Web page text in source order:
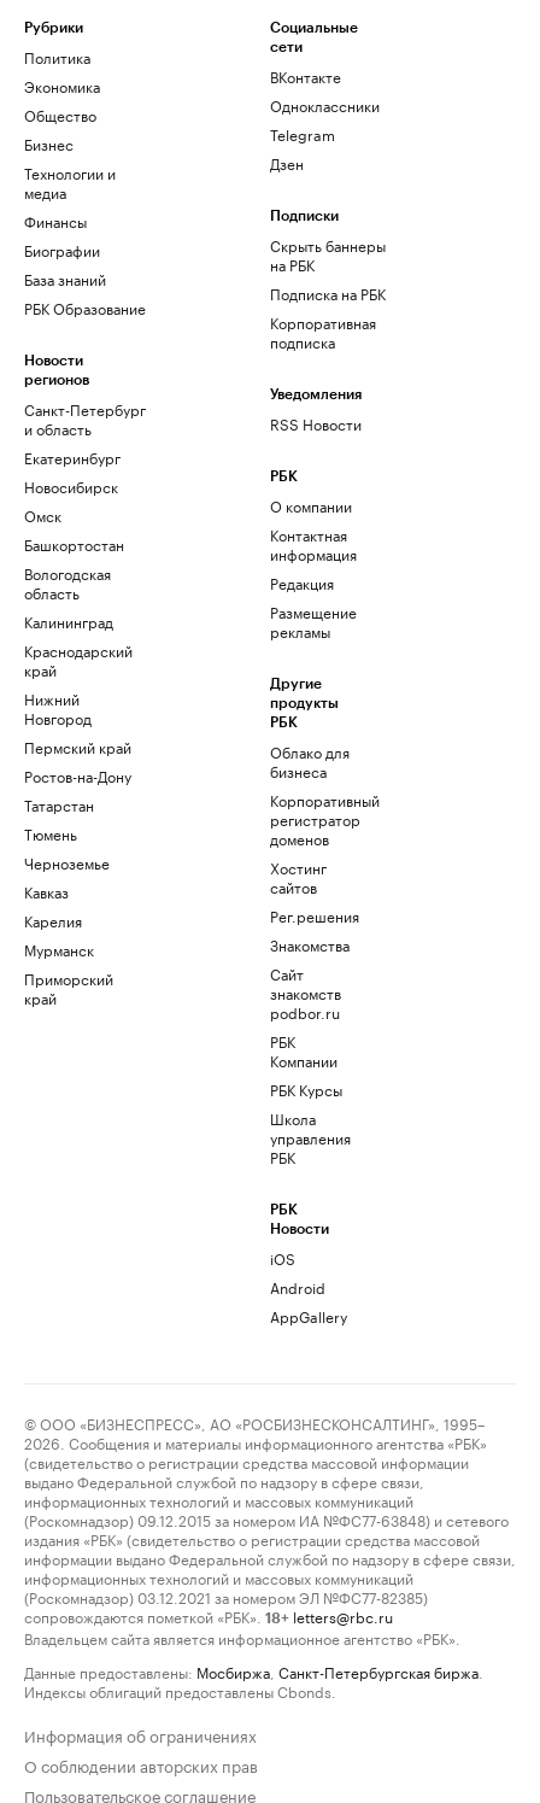
Рубрики
Политика
Экономика
Общество
Бизнес
Технологии и
медиа
Финансы
Биографии
База знаний
РБК Образование
Новости
регионов
Санкт-Петербург
и область
Екатеринбург
Новосибирск
Омск
Башкортостан
Вологодская
область
Калининград
Краснодарский
край
Нижний
Новгород
Пермский край
Ростов-на-Дону
Татарстан
Тюмень
Черноземье
Кавказ
Карелия
Мурманск
Приморский
край
Социальные
сети
ВКонтакте
Одноклассники
Telegram
Дзен
Подписки
Скрыть баннеры
на РБК
Подписка на РБК
Корпоративная
подписка
Уведомления
RSS Новости
РБК
О компании
Контактная
информация
Редакция
Размещение
рекламы
Другие
продукты
РБК
Облако для
бизнеса
Корпоративный
регистратор
доменов
Хостинг
сайтов
Рег.решения
Знакомства
Сайт
знакомств
podbor.ru
РБК
Компании
РБК Курсы
Школа
управления
РБК
РБК
Новости
iOS
Android
AppGallery
© ООО «БИЗНЕСПРЕСС», АО «РОСБИЗНЕСКОНСАЛТИНГ», 1995–
2026. Сообщения и материалы информационного агентства «РБК»
(свидетельство о регистрации средства массовой информации
выдано Федеральной службой по надзору в сфере связи,
информационных технологий и массовых коммуникаций
(Роскомнадзор) 09.12.2015 за номером ИА №ФС77-63848) и сетевого
издания «РБК» (свидетельство о регистрации средства массовой
информации выдано Федеральной службой по надзору в сфере связи,
информационных технологий и массовых коммуникаций
(Роскомнадзор) 03.12.2021 за номером ЭЛ №ФС77-82385)
сопровождаются пометкой «РБК».
18+ letters@rbc.ru
Владельцем сайта является информационное агентство «РБК».
Данные предоставлены: Мосбиржа Санкт-Петербургская биржа
Индексы облигаций предоставлены Cbonds.
Информация об ограничениях
О соблюдении авторских прав
Пользовательское соглашение